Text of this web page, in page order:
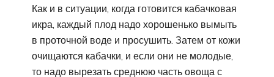
Как и в ситуации, когда готовится кабачковая
икра, каждый плод надо хорошенько вымыть
в проточной воде и просушить. Затем от кожи
очищаются кабачки, и если они не молодые,
то надо вырезать среднюю часть овоща с